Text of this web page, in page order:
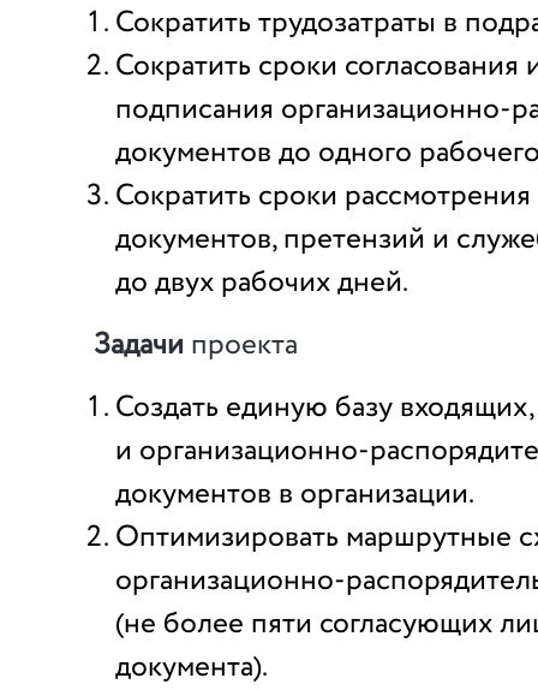
Сократить трудозатраты в
Сократить сроки
подписания организационно-
документов до одного
Сократить сроки
документов, претензий и
до двух рабочих дней.
Задачи проекта
Создать единую базу
и организационно-
документов в организации.
Оптимизировать маршрутные
организационно-
(не более пяти согласующих
документа).